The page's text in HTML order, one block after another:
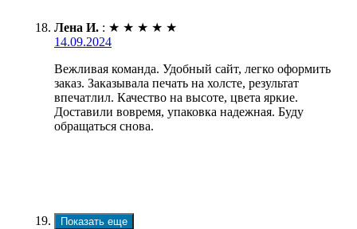
Лена И. : ★ ★ ★ ★ ★
14.09.2024
Вежливая команда. Удобный сайт, легко оформить
заказ. Заказывала печать на холсте, результат
впечатлил. Качество на высоте, цвета яркие.
Доставили вовремя, упаковка надежная. Буду
обращаться снова.
Показать еще